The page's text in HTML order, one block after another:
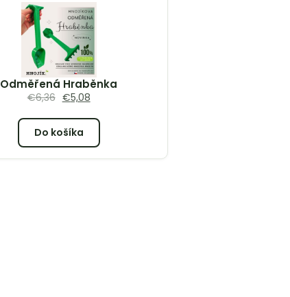
Odměřená Hraběnka
€6,36 €5,08
Do košíka